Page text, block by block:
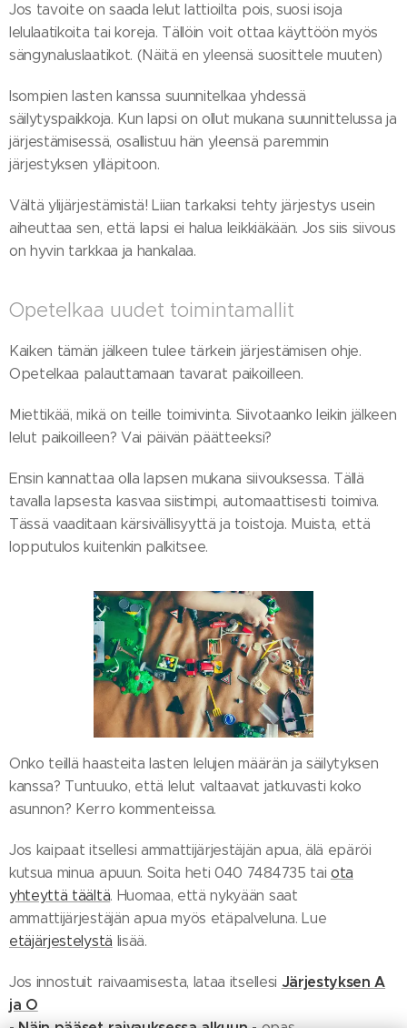
Jos tavoite on saada lelut lattioilta pois, suosi isoja
lelulaatikoita tai koreja. Tällöin voit ottaa käyttöön myös
sängynaluslaatikot. (Näitä en yleensä suosittele muuten)
Isompien lasten kanssa suunnitelkaa yhdessä
säilytyspaikkoja. Kun lapsi on ollut mukana suunnittelussa ja
järjestämisessä, osallistuu hän yleensä paremmin
järjestyksen ylläpitoon.
Vältä ylijärjestämistä! Liian tarkaksi tehty järjestys usein
aiheuttaa sen, että lapsi ei halua leikkiäkään. Jos siis siivous
on hyvin tarkkaa ja hankalaa.
Opetelkaa uudet toimintamallit
Kaiken tämän jälkeen tulee tärkein järjestämisen ohje.
Opetelkaa palauttamaan tavarat paikoilleen.
Miettikää, mikä on teille toimivinta. Siivotaanko leikin jälkeen
lelut paikoilleen? Vai päivän päätteeksi?
Ensin kannattaa olla lapsen mukana siivouksessa. Tällä
tavalla lapsesta kasvaa siistimpi, automaattisesti toimiva.
Tässä vaaditaan kärsivällisyyttä ja toistoja. Muista, että
lopputulos kuitenkin palkitsee.
Onko teillä haasteita lasten lelujen määrän ja säilytyksen
kanssa? Tuntuuko, että lelut valtaavat jatkuvasti koko
asunnon? Kerro kommenteissa.
Jos kaipaat itsellesi ammattijärjestäjän apua, älä epäröi
kutsua minua apuun. Soita heti 040 7484735 tai ota
yhteyttä täältä. Huomaa, että nykyään saat
ammattijärjestäjän apua myös etäpalveluna. Lue
etäjärjestelystä lisää.
Jos innostuit raivaamisesta, lataa itsellesi Järjestyksen A
ja O